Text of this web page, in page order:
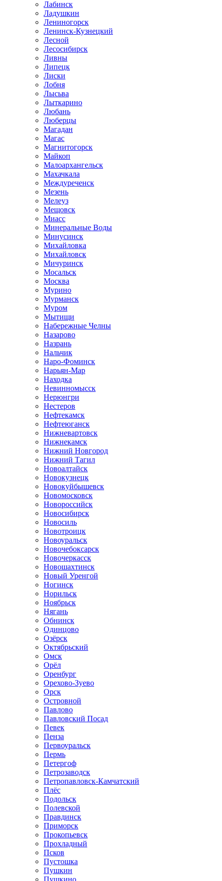
Лабинск
Ладушкин
Лениногорск
Ленинск-Кузнецкий
Лесной
Лесосибирск
Ливны
Липецк
Лиски
Лобня
Лысьва
Лыткарино
Любань
Люберцы
Магадан
Магас
Магнитогорск
Майкоп
Малоархангельск
Махачкала
Междуреченск
Мезень
Мелеуз
Мещовск
Миасс
Минеральные Воды
Минусинск
Михайловка
Михайловск
Мичуринск
Мосальск
Москва
Мурино
Мурманск
Муром
Мытищи
Набережные Челны
Назарово
Назрань
Нальчик
Наро-Фоминск
Нарьян-Мар
Находка
Невинномысск
Нерюнгри
Нестеров
Нефтекамск
Нефтеюганск
Нижневартовск
Нижнекамск
Нижний Новгород
Нижний Тагил
Новоалтайск
Новокузнецк
Новокуйбышевск
Новомосковск
Новороссийск
Новосибирск
Новосиль
Новотроицк
Новоуральск
Новочебоксарск
Новочеркасск
Новошахтинск
Новый Уренгой
Ногинск
Норильск
Ноябрьск
Нягань
Обнинск
Одинцово
Озёрск
Октябрьский
Омск
Орёл
Оренбург
Орехово-Зуево
Орск
Островной
Павлово
Павловский Посад
Певек
Пенза
Первоуральск
Пермь
Петергоф
Петрозаводск
Петропавловск-Камчатский
Плёс
Подольск
Полевской
Правдинск
Приморск
Прокопьевск
Прохладный
Псков
Пустошка
Пушкин
Пушкино